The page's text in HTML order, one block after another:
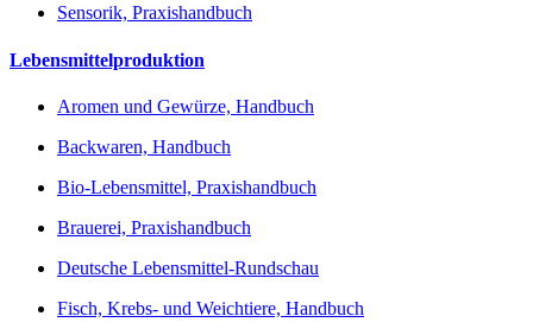
Sensorik, Praxishandbuch
Lebensmittelproduktion
Aromen und Gewürze, Handbuch
Backwaren, Handbuch
Bio-Lebensmittel, Praxishandbuch
Brauerei, Praxishandbuch
Deutsche Lebensmittel-Rundschau
Fisch, Krebs- und Weichtiere, Handbuch